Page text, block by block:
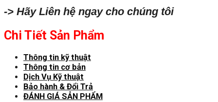
-> Hãy Liên hệ ngay cho chúng tôi
Chi Tiết Sản Phẩm
Thông tin kỹ thuật
Thông tin cơ bản
Dịch Vụ Kỹ thuật
Bảo hành & Đổi Trả
ĐÁNH GIÁ SẢN PHẨM